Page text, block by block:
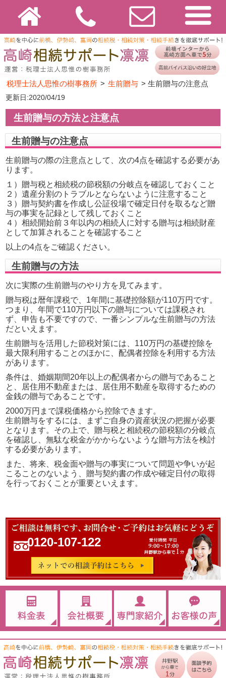
税理士法人思惟の樹事務所 > 生前贈与 >生前贈与の注意点
更新日:2020/04/19
生前贈与の方法と注意点
生前贈与の注意点
生前贈与の際の注意点として、次の4点を確認する必要があ
ります。
１）贈与税と相続税の節税額の分岐点を確認しておくこと
２）遺産分割のトラブルとならないように注意すること
３）贈与契約書を作成し公証役場で確定日付を取るなど贈
与の事実を記録として残しておくこと
４）相続開始前３年以内の相続人に対する贈与は相続財産
として加算されることを確認すること
以上の4点をご確認ください。
生前贈与の方法
次に実際の生前贈与のやり方を見てみます。
贈与税は暦年課税で、1年間に基礎控除額が110万円です。
つまり、年間で110万円以下の贈与については課税され
ず、申告も不要ですので、一番シンプルな生前贈与の方法
だといえます。
生前贈与を活用した節税対策には、110万円の基礎控除を
最大限利用することのほかに、配偶者控除を利用する方法
があります。
条件は、婚姻期間20年以上の配偶者からの贈与であること
と、居住用不動産または、居住用不動産を取得するための
金銭の贈与であることです。
2000万円まで課税価格から控除できます。
生前贈与をするには、まずご自身の資産状況の把握が必要
となります。その上で、贈与税と相続税の節税額の分岐点
を確認し、無駄な税金がかからないような贈与方法を検討
する必要があります。
また、将来、税金面や贈与の事実について問題や争いが起
こることのないよう、贈与契約書の作成や確定日付の取得
を行っておくことが重要といえます。
0120-107-122